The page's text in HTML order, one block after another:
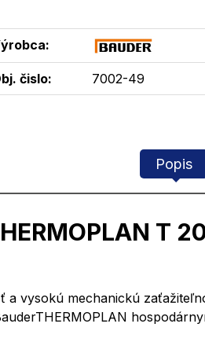
čislo: 7002-49
Popis
T
a vysokú mechanickú